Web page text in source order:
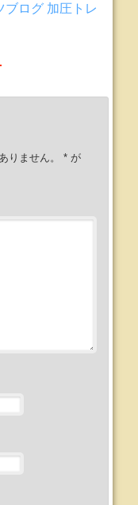
りません。 * が